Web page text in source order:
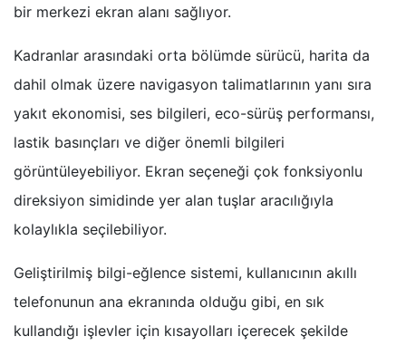
bir merkezi ekran alanı sağlıyor.
Kadranlar arasındaki orta bölümde sürücü, harita da
dahil olmak üzere navigasyon talimatlarının yanı sıra
yakıt ekonomisi, ses bilgileri, eco-sürüş performansı,
lastik basınçları ve diğer önemli bilgileri
görüntüleyebiliyor. Ekran seçeneği çok fonksiyonlu
direksiyon simidinde yer alan tuşlar aracılığıyla
kolaylıkla seçilebiliyor.
Geliştirilmiş bilgi-eğlence sistemi, kullanıcının akıllı
telefonunun ana ekranında olduğu gibi, en sık
kullandığı işlevler için kısayolları içerecek şekilde